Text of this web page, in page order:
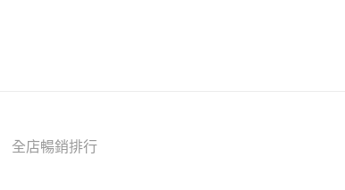
全店暢銷排行